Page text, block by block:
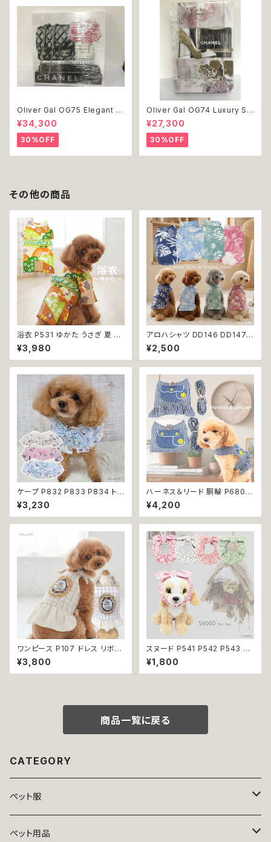
Oliver Gal OG75 Elegant E
ssentials Paris 絵 アート イ
ンテリア お祝い 贈り物 プレゼ
ント 結婚 新築 開店 周年 バー
スデイ 誕生日 ご褒美
¥34,300
30%OFF
Oliver Gal OG74 Luxury St
acked Shoes Rose Giftbo
x 絵 アート インテリア お祝い
贈り物 プレゼント 結婚 新築 開
店 周年 バースデイ 誕生日 ご褒
美
¥27,300
30%OFF
その他の商品
浴衣 P531 ゆかた うさぎ 夏 サ
マー 祭り 和装 和柄 古風 伝統
日本 ドッグウェア 小型犬 犬の
服 猫の服 夏服 ドッグウエア ド
かわいい 可愛い 極小 小型 犬
猫 ペット プレゼント ギフト 贈り
物 返品交換不可
¥3,980
アロハシャツ DD146 DD147
DD148 DD149 アロハ トップス
シャツ ヤシの木 ハイビスカス
花柄 小型 中型 犬 犬服 猫 猫服
og おしゃれ かわいい 返品交換
不可
¥2,500
ケープ P832 P833 P834 トッ
プス ポンチョ チェック ストライ
プ ハンドメイド 犬 猫 服 犬服
猫服 犬洋服 猫洋服 洋服 おしゃ
¥3,230
ハーネス＆リード 胴輪 P680 P
681 ハーネス リード 一体型 セ
ット 引っ張り防止 お出掛け 散
歩 ドッグウエア 犬 猫 ペット 服
型犬 返品交換不可
¥4,200
ワンピース P107 ドレス リボン
チェック ハンドメイド ナチュラル
ドッグウェア ドッグウエア dog
犬 猫 ペット 服 犬の服 猫の服
¥3,800
スヌード P541 P542 P543 P5
44 カチューシャ 耳カバー 小花
模様 花 汚れ防止 濡れ防止 ドッ
グウェア ドッグ ウェア 犬 猫 ペ
¥1,800
商品一覧に戻る
CATEGORY
ペット服
トップス
ペット用品